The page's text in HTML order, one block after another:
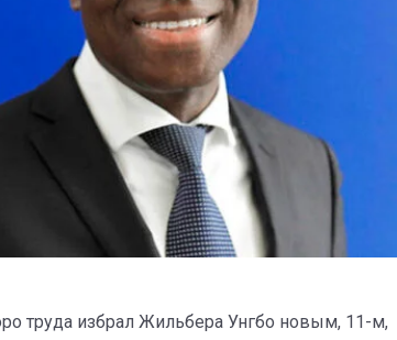
труда избрал Жильбера Унгбо новым, 11-м,